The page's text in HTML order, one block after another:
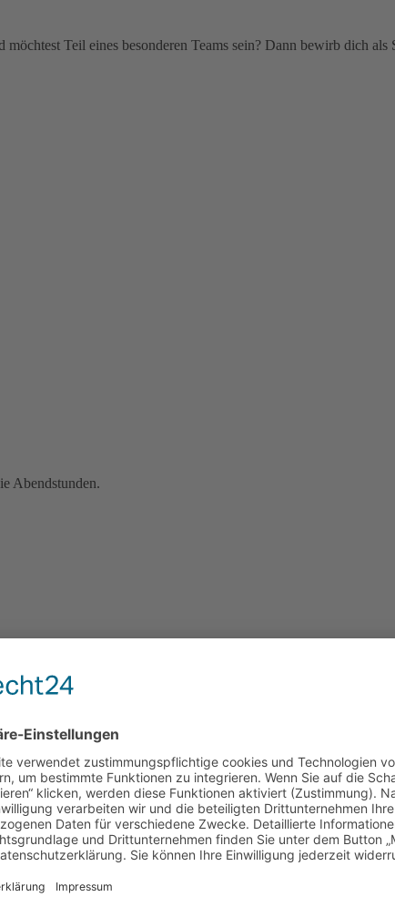
Teil eines besonderen Teams sein? Dann bewirb dich
Abendstunden.